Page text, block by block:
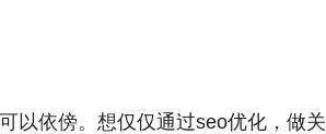
以依傍。想仅仅通过seo优化，做关